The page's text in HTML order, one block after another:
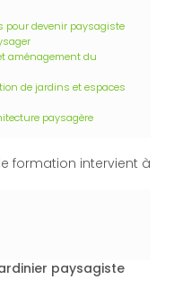
pour devenir paysagiste
aménagement du
de jardins et espaces
paysagère
formation intervient à
paysagiste